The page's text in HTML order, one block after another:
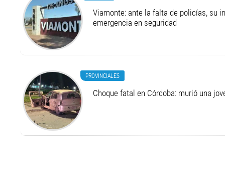
Viamonte: ante la falta de policías, su
emergencia en seguridad
PROVINCIALES
Choque fatal en Córdoba: murió una